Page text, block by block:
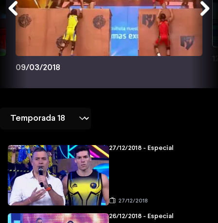
09/03/2018
27/12/2018 - Especial
27/12/2018
26/12/2018 - Especial